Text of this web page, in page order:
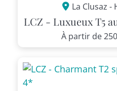
La Clusaz -
LCZ - Luxueux T5
À partir de